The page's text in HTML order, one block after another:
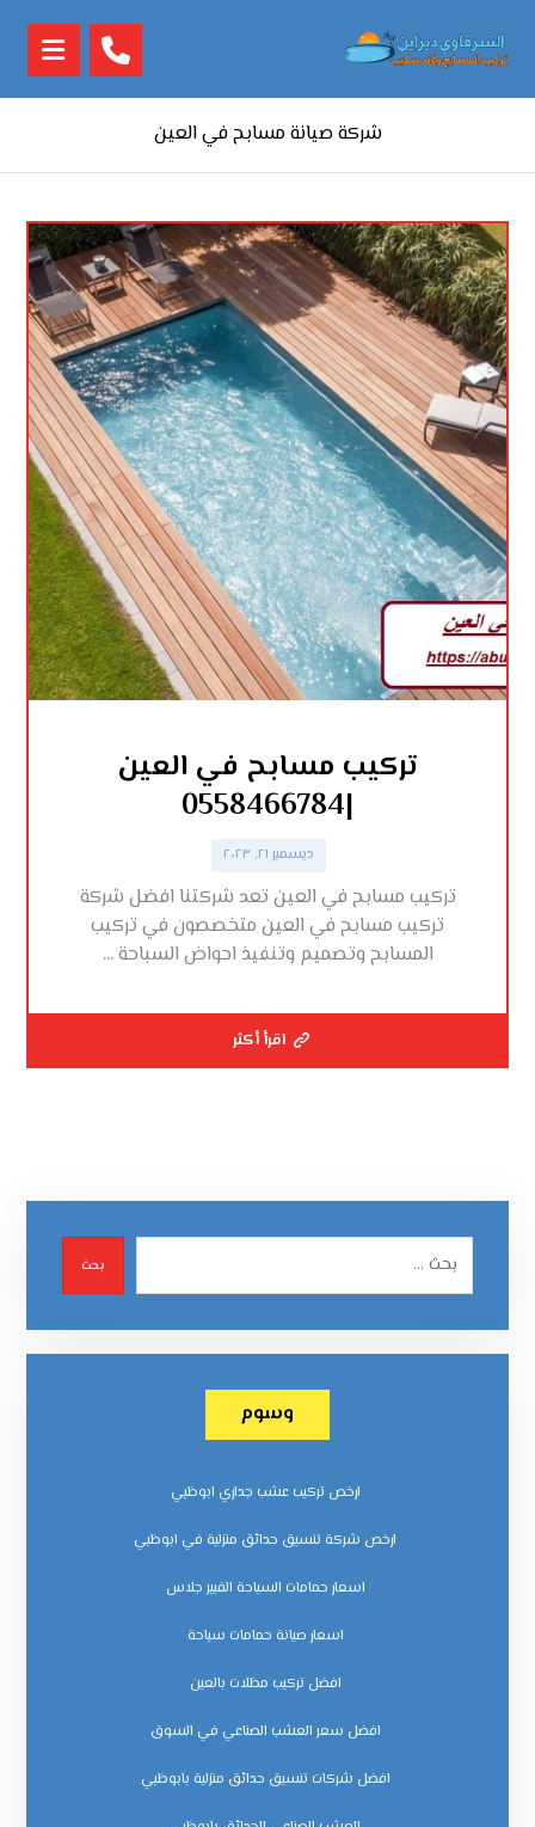
شركة صيانة مسابح في العين
تركيب مسابح في العين
|0558466784
ديسمبر ٢١, ٢٠٢٣
تركيب مسابح في العين تعد شركتنا افضل شركة
تركيب مسابح في العين متخصصون في تركيب
المسابح وتصميم وتنفيذ احواض السباحة ...
اقرأ أكثر
بحث
وسوم
ارخص تركيب عشب جداري ابوظبي
ارخص شركة تنسيق حدائق منزلية في ابوظبي
اسعار حمامات السباحة الفيبر جلاس
اسعار صيانة حمامات سباحة
افضل تركيب مظلات بالعين
افضل سعر العشب الصناعي في السوق
افضل شركات تنسيق حدائق منزلية بابوظبي